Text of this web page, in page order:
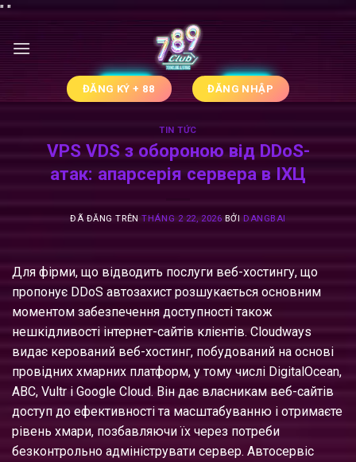
" "Chuyển
nội
ĐĂNG KÝ + 88 ĐĂNG NHẬP
TIN TỨC
VPS VDS з обороною від DDoS-
атак: апарсерія сервера в ІХЦ
ĐÃ ĐĂNG TRÊNTHÁNG 2 22, 2026 BỞIDANGBAI
Для фірми, що відводить послуги веб-хостингу, що
пропонує DDoS автозахист розшукається основним
моментом забезпечення доступності також
нешкідливості інтернет-сайтів клієнтів. Cloudways
видає керований веб-хостинг, побудований на основі
провідних хмарних платформ, у тому числі DigitalOcean,
АВС, Vultr і Google Cloud. Він дає власникам веб-сайтів
доступ до ефективності та масштабуванню і отримаєте
рівень хмари, позбавляючи їх через потреби
безконтрольно адмініструвати сервер. Автосервіс